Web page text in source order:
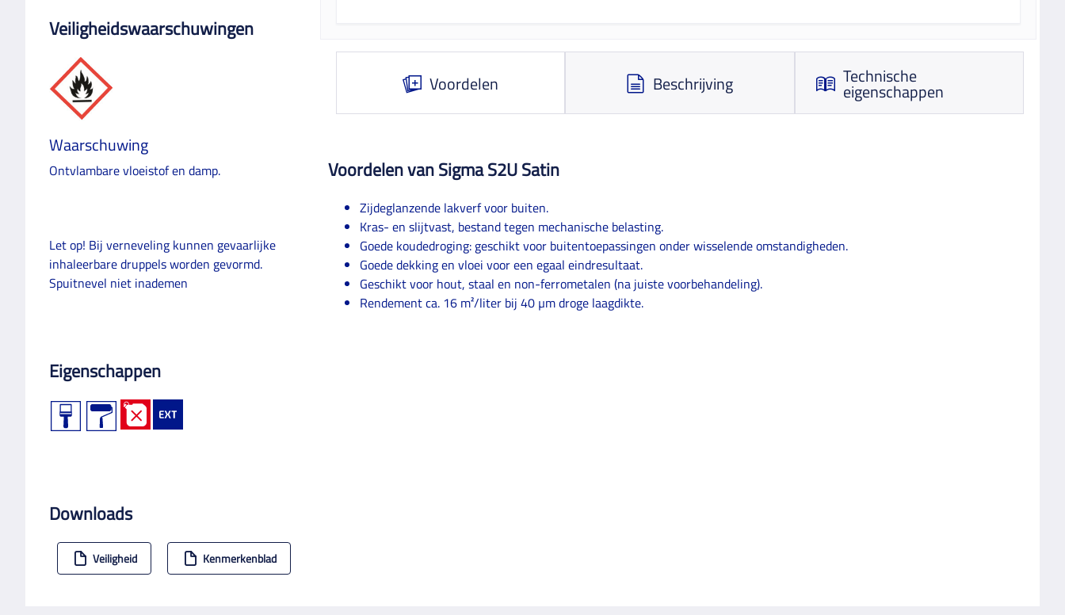
Veiligheidswaarschuwingen
Waarschuwing
Ontvlambare vloeistof en damp.
Let op! Bij verneveling kunnen gevaarlijke
inhaleerbare druppels worden gevormd.
Spuitnevel niet inademen
Eigenschappen
Downloads
Veiligheid Kenmerkenblad
Voordelen Beschrijving Technische
eigenschappen
Voordelen van Sigma S2U Satin
Zijdeglanzende lakverf voor buiten.
Kras- en slijtvast, bestand tegen mechanische belasting.
Goede koudedroging: geschikt voor buitentoepassingen onder wisselende omstandigheden.
Goede dekking en vloei voor een egaal eindresultaat.
Geschikt voor hout, staal en non-ferrometalen (na juiste voorbehandeling).
Rendement ca. 16 m²/liter bij 40 µm droge laagdikte.